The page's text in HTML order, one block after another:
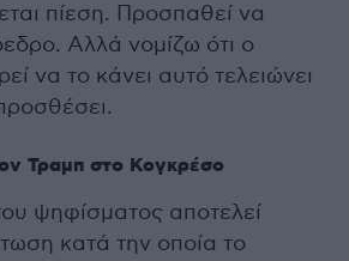
πίεση. Προσπαθεί να
Αλλά νομίζω ότι ο
να το κάνει αυτό τελειώνει
Τραμπ στο Κογκρέσο
ψηφίσματος αποτελεί
κατά την οποία το